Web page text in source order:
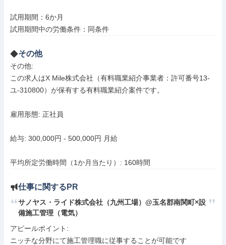
試用期間：6か月
試用期間中の労働条件：同条件
その他
その他:
この求人はX Mile株式会社（有料職業紹介事業者：許可番号13-
ユ-310800）が保有する有料職業紹介案件です。
雇用形態: 正社員
給与: 300,000円 - 500,000円 月給
平均所定労働時間（1か月当たり）: 160時間
仕事に関するPR
サノヤス・ライド株式会社（九州工場）@玉名郡南関町×設
備施工管理（電気）
アピールポイント:
ニッチな分野にて施工管理職に従事することが可能です